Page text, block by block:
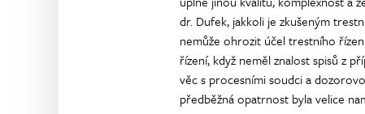
dr. Dufek, jakkoli je zkušeným
nemůže ohrozit účel trestního
řízení, když neměl znalost spisů z
věc s procesními soudci a
předběžná opatrnost byla velice